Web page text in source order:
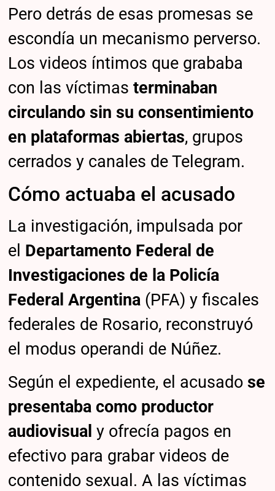
Pero detrás de esas promesas se
escondía un mecanismo perverso.
Los videos íntimos que grababa
con las víctimasterminaban
circulando sin su consentimiento
en plataformas abiertas, grupos
cerrados y canales de Telegram.
Cómo actuaba el acusado
La investigación, impulsada por
el Departamento Federal de
Investigaciones de la Policía
Federal Argentina (PFA) y fiscales
federales de Rosario, reconstruyó
el modus operandi de Núñez.
Según el expediente, el acusadose
presentaba como productor
audiovisualy ofrecía pagos en
efectivo para grabar videos de
contenido sexual. A las víctimas